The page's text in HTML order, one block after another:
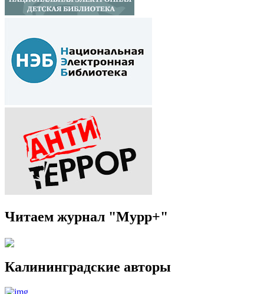
Читаем журнал "Мурр+"
Калининградские авторы